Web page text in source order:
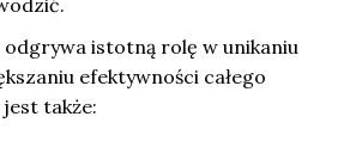
odgrywa istotną rolę w unikaniu
efektywności całego
także: